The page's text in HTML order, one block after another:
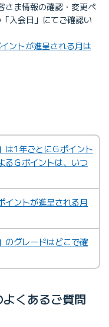
さま情報の確認・変更ペ
入会日」にてご確認い
ントが進呈される月は
は1年ごとにＧポイント
るＧポイントは、いつ
イントが進呈される月
のグレードはどこで確
くあるご質問